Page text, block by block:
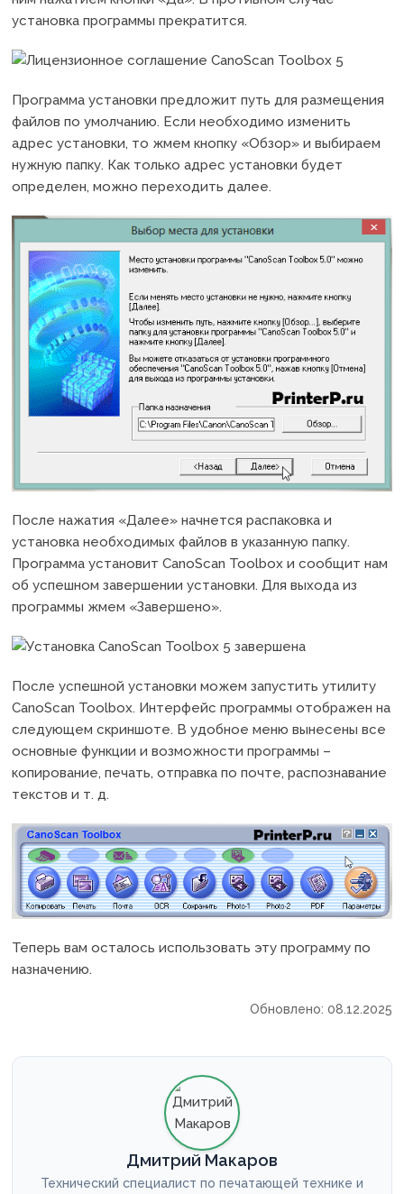
установка программы прекратится.
Программа установки предложит путь для размещения
файлов по умолчанию. Если необходимо изменить
адрес установки, то жмем кнопку «Обзор» и выбираем
нужную папку. Как только адрес установки будет
определен, можно переходить далее.
После нажатия «Далее» начнется распаковка и
установка необходимых файлов в указанную папку.
Программа установит CanoScan Toolbox и сообщит нам
об успешном завершении установки. Для выхода из
программы жмем «Завершено».
После успешной установки можем запустить утилиту
CanoScan Toolbox. Интерфейс программы отображен на
следующем скриншоте. В удобное меню вынесены все
основные функции и возможности программы –
копирование, печать, отправка по почте, распознавание
текстов и т. д.
Теперь вам осталось использовать эту программу по
назначению.
Обновлено: 08.12.2025
Дмитрий Макаров
Технический специалист по печатающей технике и